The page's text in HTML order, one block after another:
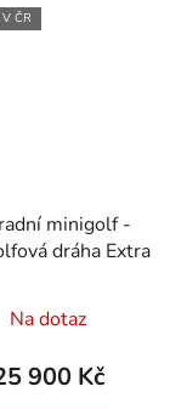
ČR
minigolf -
dráha Extra
Na dotaz
900 Kč